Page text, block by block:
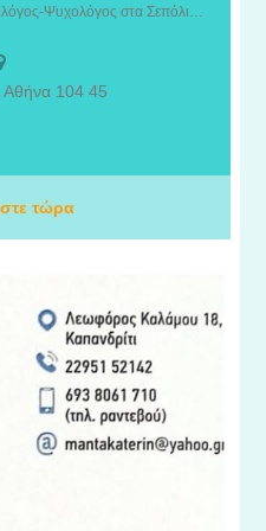
διατροφικής και
ευεξίας. Με επιστημονική
σωματικού βάρους,
της καθημερινότητας.
Ο Λάμπρος Κοντογιάννης, Διαιτολόγος-Ψυχολόγος στα Σεπόλια, προσφέρει ολοκληρωμένες υπηρεσίες διατροφικής και ψυχολογικής υποστήριξης με στόχο τη βελτίωση της υγείας, της ποιότητας ζωής και της ψυχικής ευεξίας.
Αθήνα 104 45
τώρα